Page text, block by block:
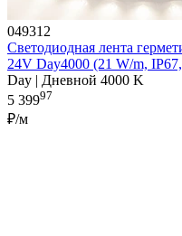
049312
Светодиодная лента
24V Day4000 (21 W/m,
Day | Дневной 4000 K
5 39997
₽/м